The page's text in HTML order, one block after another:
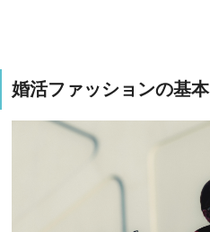
婚活ファッションの基本